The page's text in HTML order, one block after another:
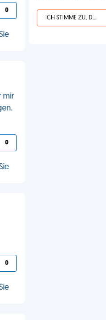
0
mir
0
0
ICH STIMME ZU, DEIN LEBEN IST SCHEISSE